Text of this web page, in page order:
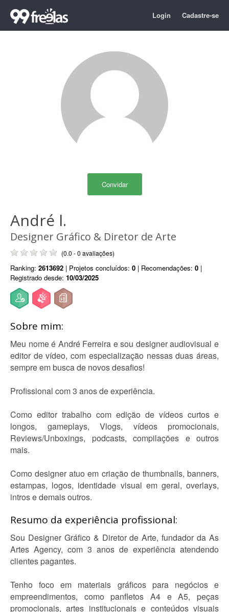
Login Cadastre-se
Convidar
André l.
Designer Gráfico & Diretor de Arte
(0.0 - 0 avaliações)
Ranking: 2613692 | Projetos concluídos: 0 | Recomendações: 0 |
Registrado desde: 10/03/2025
Sobre mim:
Meu nome é André Ferreira e sou designer audiovisual e
editor de vídeo, com especialização nessas duas áreas,
sempre em busca de novos desafios!
Profissional com 3 anos de experiência.
Como editor trabalho com edição de vídeos curtos e
longos, gameplays, Vlogs, vídeos promocionais,
Reviews/Unboxings, podcasts, compilações e outros
mais.
Como designer atuo em criação de thumbnails, banners,
estampas, logos, identidade visual em geral, overlays,
intros e demais outros.
Resumo da experiência profissional:
Sou Designer Gráfico & Diretor de Arte, fundador da As
Artes Agency, com 3 anos de experiência atendendo
clientes pagantes.
Tenho foco em materiais gráficos para negócios e
empreendimentos, como panfletos A4 e A5, peças
promocionais, artes institucionais e conteúdos visuais